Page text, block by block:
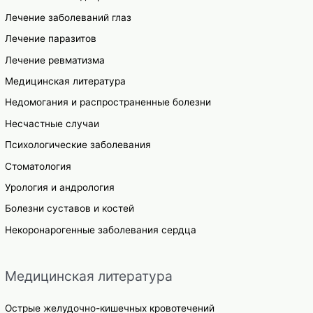
Лечение заболеваний глаз
Лечение паразитов
Лечение ревматизма
Медицинская литература
Недомогания и распространенные болезни
Несчастные случаи
Психологические заболевания
Стоматология
Урология и андрология
Болезни суставов и костей
Некоронарогенные заболевания сердца
Медицинская литература
Острые желудочно-кишечных кровотечений